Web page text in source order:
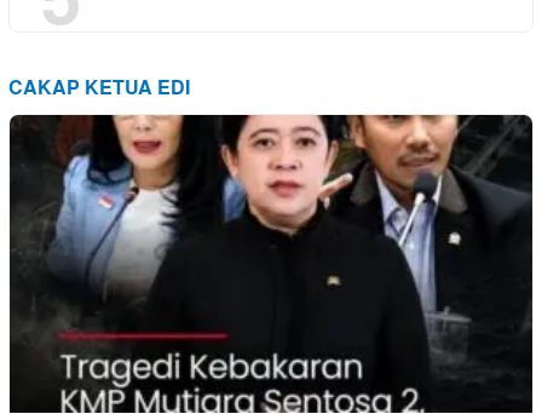
CAKAP KETUA EDI